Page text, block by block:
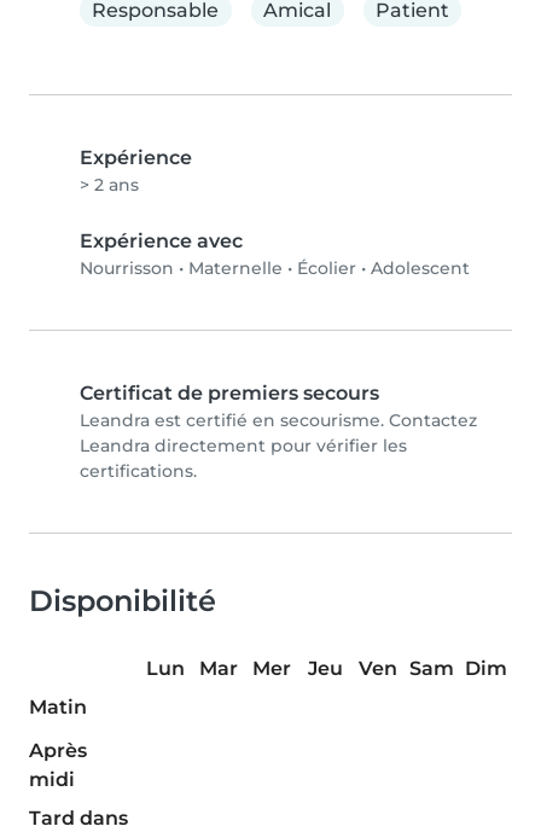
Responsable
Amical Patient
Expérience
> 2 ans
Expérience avec
Nourrisson • Maternelle • Écolier • Adolescent
Certificat de premiers secours
Leandra est certifié en secourisme. Contactez
Leandra directement pour vérifier les
certifications.
Disponibilité
Lun Mar Mer Jeu Ven Sam Dim
Matin
Après
midi
Tard dans